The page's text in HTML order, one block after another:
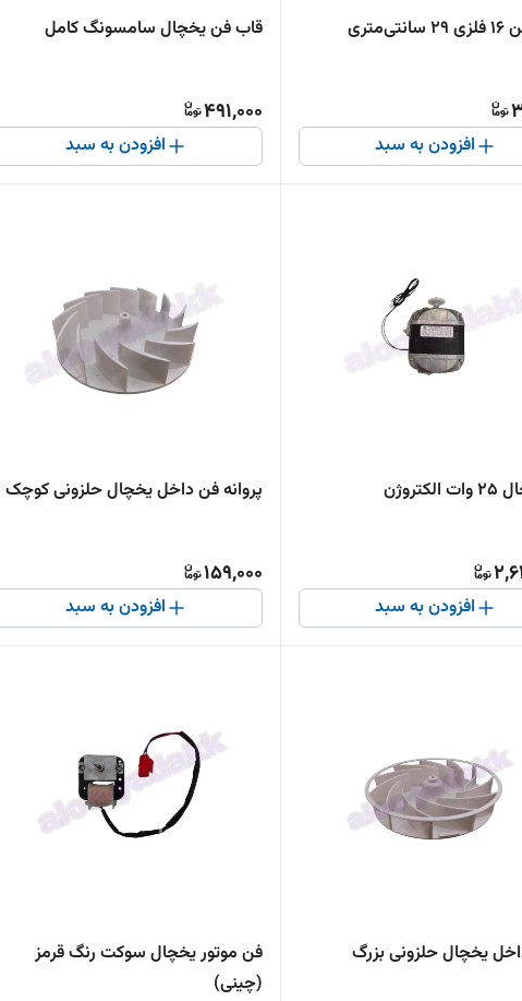
افزودن به سبد
قاب فن یخچال سامسونگ کامل
491,000
افزودن به سبد
افزودن به سبد
پروانه فن داخل یخچال حلزونی کوچک
159,000
افزودن به سبد
یخچال حلزونی بزرگ
فن موتور یخچال سوکت رنگ قرمز
(چینی)